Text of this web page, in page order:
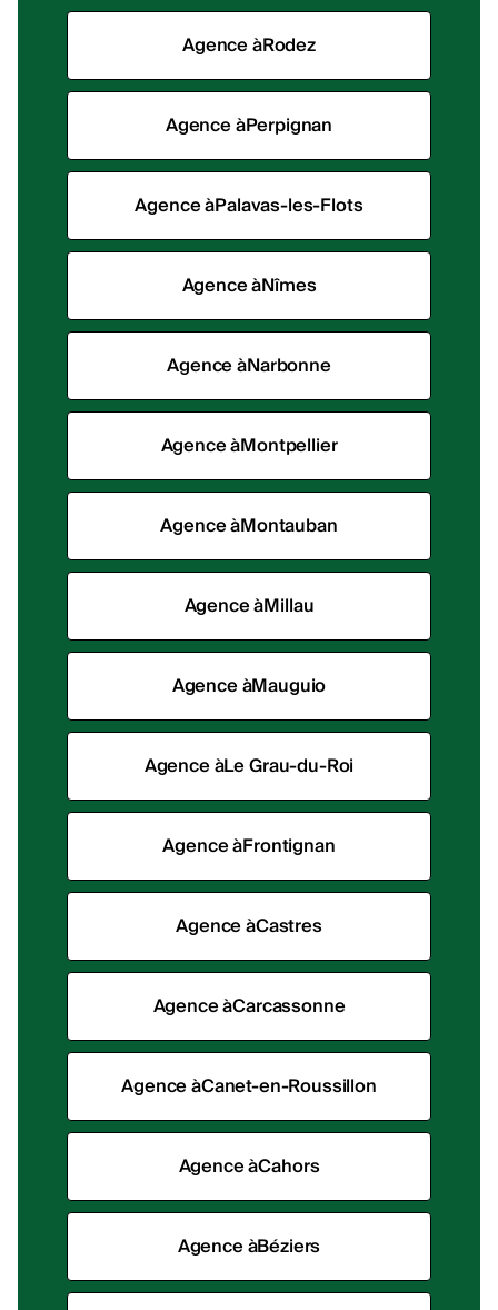
Agence àRodez
Agence àPerpignan
Agence àPalavas-les-Flots
Agence àNîmes
Agence àNarbonne
Agence àMontpellier
Agence àMontauban
Agence àMillau
Agence àMauguio
Agence àLe Grau-du-Roi
Agence àFrontignan
Agence àCastres
Agence àCarcassonne
Agence àCanet-en-Roussillon
Agence àCahors
Agence àBéziers